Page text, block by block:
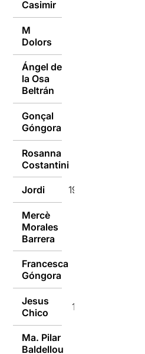
Casimir
M
Dolors
Ángel de
la Osa
Beltrán
Gonçal
Góngora
Rosanna
Costantini
Jordi 19/12/2016
Mercè
Morales
Barrera
Francesca
Góngora
Jesus
Chico
19/12/2016
Ma. Pilar
Baldellou